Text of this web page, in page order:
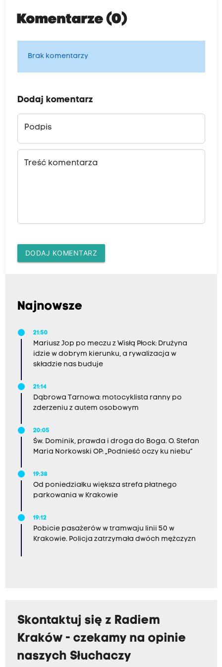
Komentarze (0)
Brak komentarzy
Dodaj komentarz
Podpis
Treść komentarza
DODAJ KOMENTARZ
Najnowsze
21:50
Mariusz Jop po meczu z Wisłą Płock: Drużyna
idzie w dobrym kierunku, a rywalizacja w
składzie nas buduje
21:14
Dąbrowa Tarnowa: motocyklista ranny po
zderzeniu z autem osobowym
20:05
Św. Dominik, prawda i droga do Boga. O. Stefan
Maria Norkowski OP: „Podnieść oczy ku niebu”
19:38
Od poniedziałku większa strefa płatnego
parkowania w Krakowie
19:12
Pobicie pasażerów w tramwaju linii 50 w
Krakowie. Policja zatrzymała dwóch mężczyzn
Skontaktuj się z Radiem
Kraków - czekamy na opinie
naszych Słuchaczy